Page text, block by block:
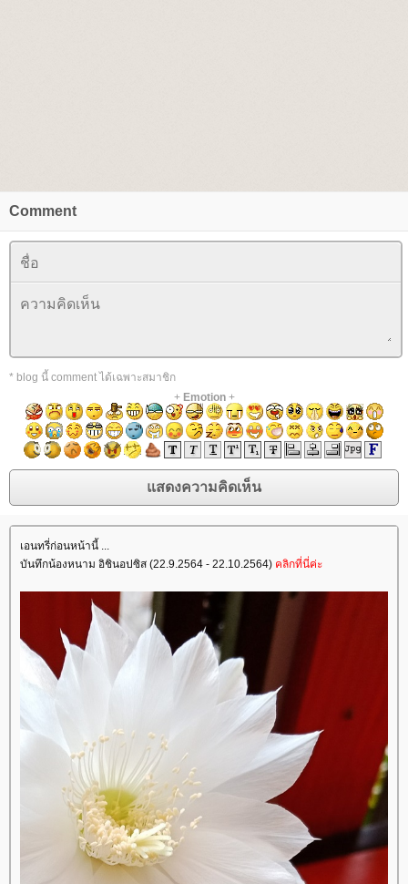
Comment
* blog นี้ comment ได้เฉพาะสมาชิก
+ Emotion+
เอนทรี่ก่อนหน้านี้ ...
บันทึกน้องหนาม อิชินอปซิส (22.9.2564 - 22.10.2564) คลิกที่นี่ค่ะ